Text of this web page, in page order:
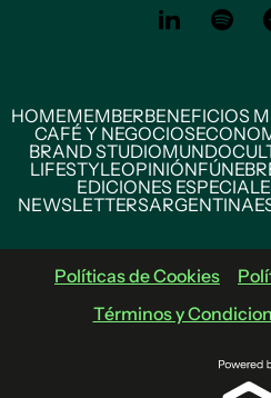
HOMEMEMBERBENEFICIOS
CAFÉ Y NEGOCIOS
BRAND STUDIOMUNDO
LIFESTYLEOPINIÓN
EDICIONES
NEWSLETTERSARGENTINA
Políticas de Cookies
Términos y